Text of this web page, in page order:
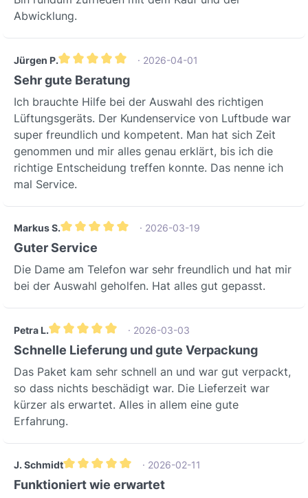
Abwicklung.
Jürgen P.
Durchschnittliche Bewertung von 5 von 5 Sternen
· 2026-04-01
Sehr gute Beratung
Ich brauchte Hilfe bei der Auswahl des richtigen
Lüftungsgeräts. Der Kundenservice von Luftbude war
super freundlich und kompetent. Man hat sich Zeit
genommen und mir alles genau erklärt, bis ich die
richtige Entscheidung treffen konnte. Das nenne ich
mal Service.
Markus S.
Durchschnittliche Bewertung von 5 von 5 Sternen
· 2026-03-19
Guter Service
Die Dame am Telefon war sehr freundlich und hat mir
bei der Auswahl geholfen. Hat alles gut gepasst.
Petra L.
Durchschnittliche Bewertung von 5 von 5 Sternen
· 2026-03-03
Schnelle Lieferung und gute Verpackung
Das Paket kam sehr schnell an und war gut verpackt,
so dass nichts beschädigt war. Die Lieferzeit war
kürzer als erwartet. Alles in allem eine gute
Erfahrung.
J. Schmidt
Durchschnittliche Bewertung von 5 von 5 Sternen
· 2026-02-11
Funktioniert wie erwartet